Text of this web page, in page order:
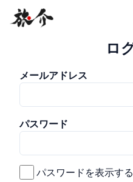
ロ
メールアドレス
パスワード
パスワードを表示する